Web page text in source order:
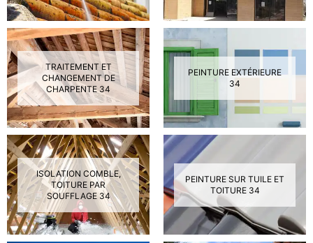
TRAITEMENT ET
CHANGEMENT DE
CHARPENTE 34
PEINTURE EXTÉRIEURE
34
ISOLATION COMBLE,
TOITURE PAR
SOUFFLAGE 34
PEINTURE SUR TUILE ET
TOITURE 34